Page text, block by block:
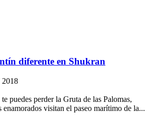
diferente en Shukran
2018
puedes perder la Gruta de las Palomas,
visitan el paseo marítimo de la...